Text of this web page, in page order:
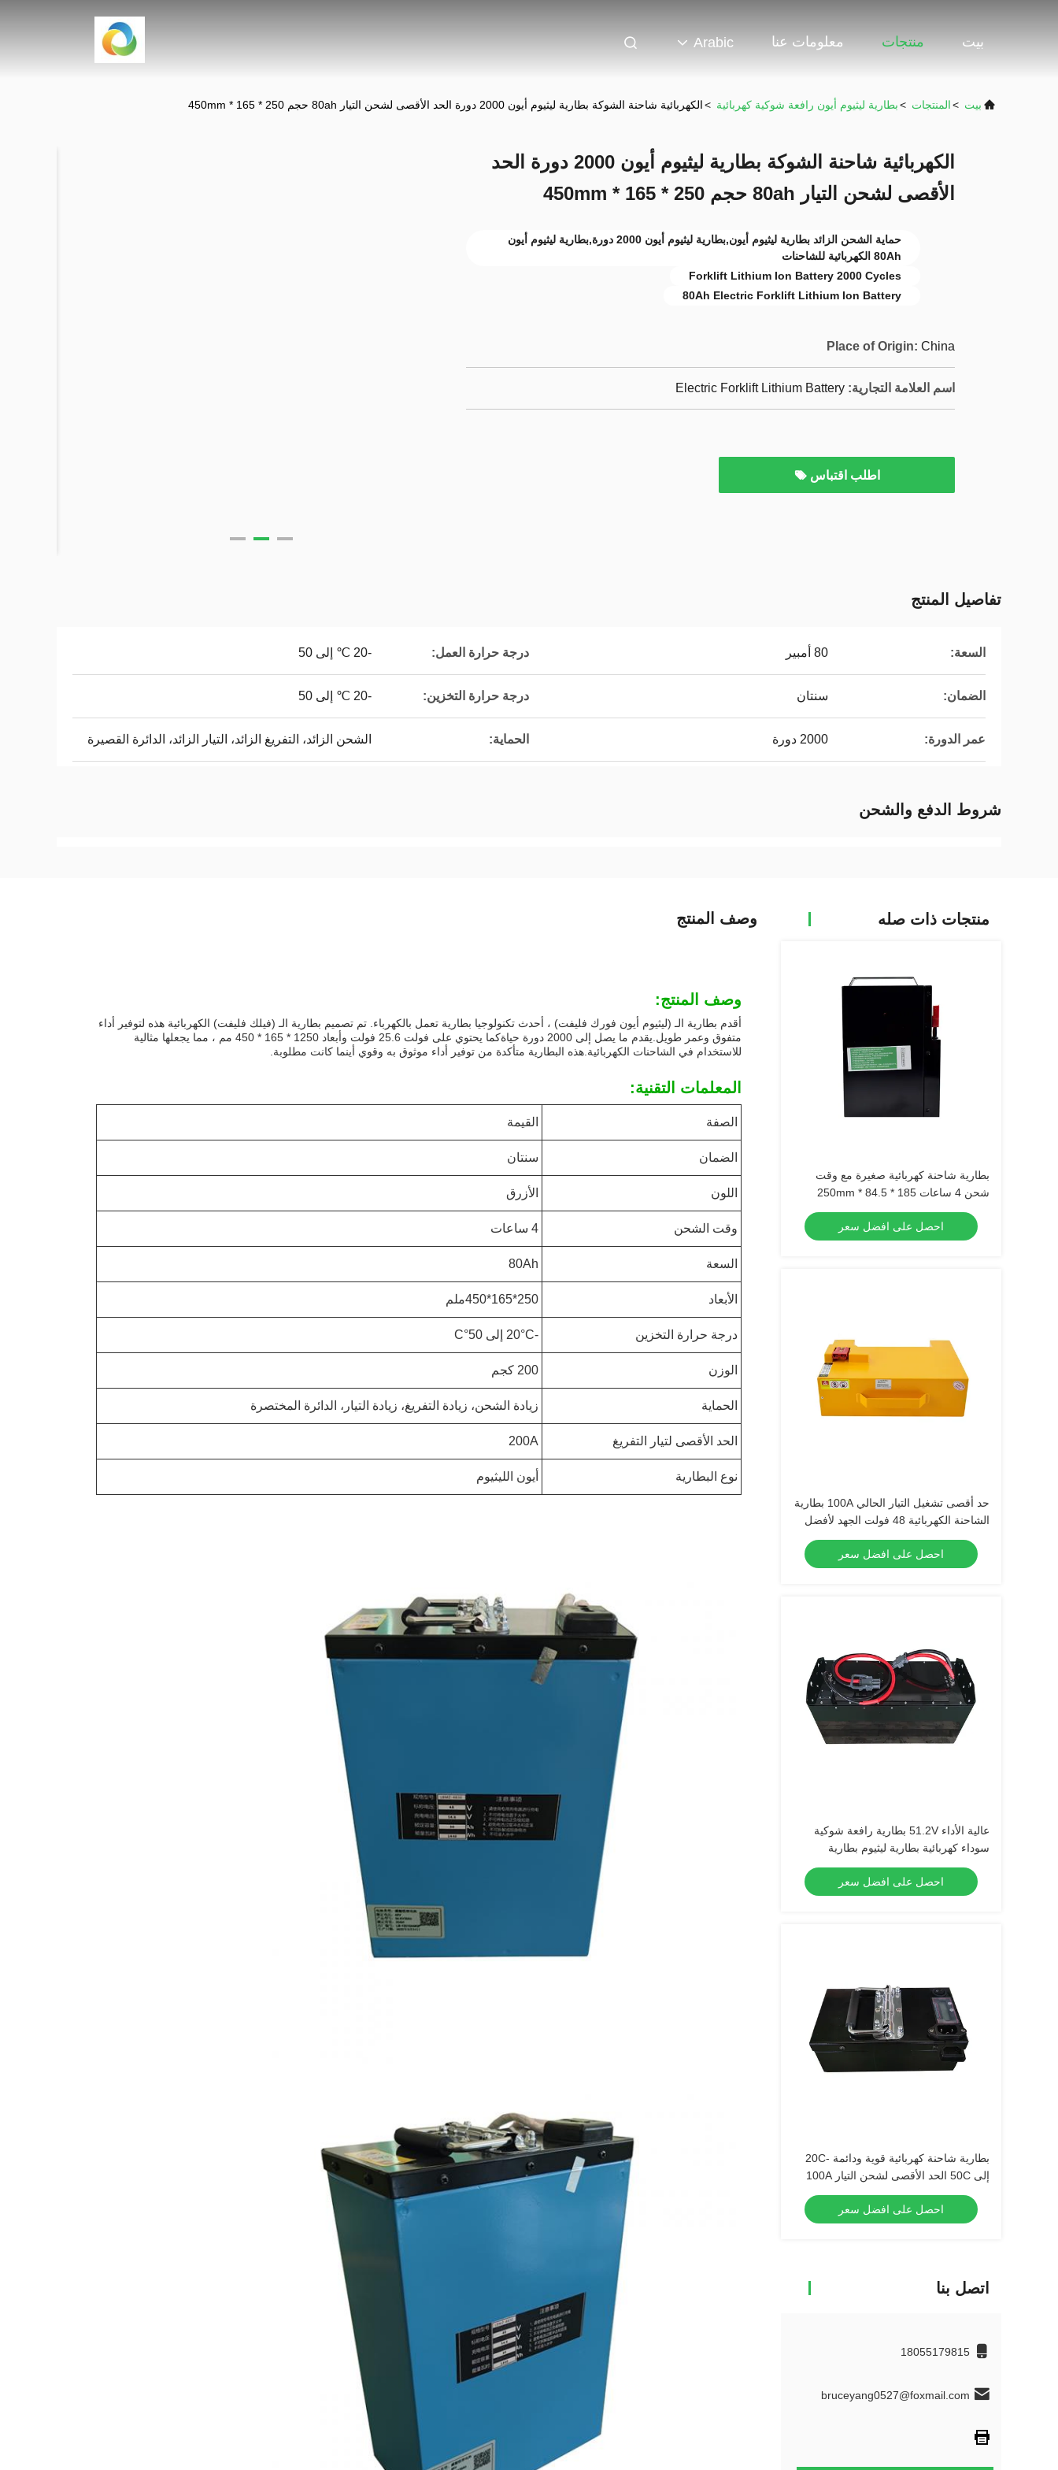
بيت منتجات معلومات عنا Arabic
بيت >المنتجات >بطارية ليثيوم أيون رافعة شوكية كهربائية >الكهربائية شاحنة الشوكة بطارية ليثيوم أيون 2000 دورة الحد الأقصى لشحن التيار 80ah حجم 250 * 165 * 450mm
الكهربائية شاحنة الشوكة بطارية ليثيوم أيون 2000 دورة الحد
الأقصى لشحن التيار 80ah حجم 250 * 165 * 450mm
حماية الشحن الزائد بطارية ليثيوم أيون,بطارية ليثيوم أيون 2000 دورة,بطارية ليثيوم أيون
80Ah الكهربائية للشاحنات
Forklift Lithium Ion Battery 2000 Cycles
80Ah Electric Forklift Lithium Ion Battery
Place of Origin: China
اسم العلامة التجارية: Electric Forklift Lithium Battery
اطلب اقتباس
تفاصيل المنتج
السعة: 80 أمبير درجة حرارة العمل: -20 ℃ إلى 50
الضمان: سنتان درجة حرارة التخزين: -20 ℃ إلى 50
عمر الدورة: 2000 دورة الحماية: الشحن الزائد، التفريغ الزائد، التيار الزائد، الدائرة القصيرة
شروط الدفع والشحن
منتجات ذات صله
بطارية شاحنة كهربائية صغيرة مع وقت
شحن 4 ساعات 185 * 84.5 * 250mm
احصل على افضل سعر
حد أقصى تشغيل التيار الحالي 100A بطارية
الشاحنة الكهربائية 48 فولت الجهد لأفضل
احصل على افضل سعر
عالية الأداء 51.2V بطارية رافعة شوكية
سوداء كهربائية بطارية ليثيوم بطارية
LiFePO4
احصل على افضل سعر
بطارية شاحنة كهربائية قوية ودائمة -20C
إلى 50C الحد الأقصى لشحن التيار 100A
احصل على افضل سعر
اتصل بنا
18055179815
bruceyang0527@foxmail.com
وصف المنتج
وصف المنتج:
أقدم بطارية الـ (ليثيوم أيون فورك فليفت) ، أحدث تكنولوجيا بطارية تعمل بالكهرباء. تم تصميم بطارية الـ (فيلك فليفت) الكهربائية هذه لتوفير أداء
متفوق وعمر طويل.يقدم ما يصل إلى 2000 دورة حياةكما يحتوي على فولت 25.6 فولت وأبعاد 1250 * 165 * 450 مم ، مما يجعلها مثالية
للاستخدام في الشاحنات الكهربائية.هذه البطارية متأكدة من توفير أداء موثوق به وقوي أينما كانت مطلوبة.
المعلمات التقنية:
الصفة القيمة
الضمان سنتان
اللون الأزرق
وقت الشحن 4 ساعات
السعة 80Ah
الأبعاد 250*165*450ملم
درجة حرارة التخزين -20°C إلى 50°C
الوزن 200 كجم
الحماية زيادة الشحن، زيادة التفريغ، زيادة التيار، الدائرة المختصرة
الحد الأقصى لتيار التفريغ 200A
نوع البطارية أيون الليثيوم